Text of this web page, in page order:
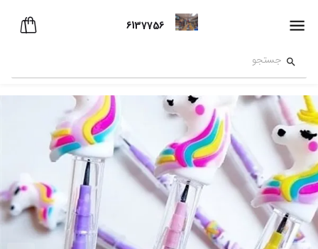
6137756